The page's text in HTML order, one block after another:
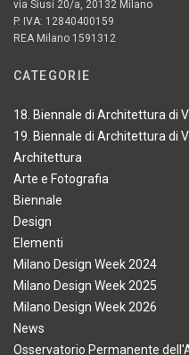
via Siusi 20/a, 20132 Milano
P. IVA: 12840400159
REA Milano 1591312
CATEGORIE
18. Biennale di Architettura di
19. Biennale di Architettura di
Architettura
Arte e Fotografia
Biennale
Design
Elementi
Milano Design Week 2024
Milano Design Week 2025
Milano Design Week 2026
News
Osservatorio Permanente